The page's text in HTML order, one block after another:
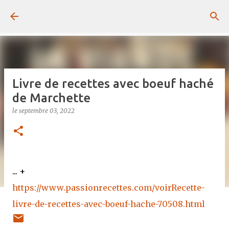
Livre de recettes avec boeuf haché
de Marchette
le septembre 03, 2022
... +
https://www.passionrecettes.com/voirRecette-
livre-de-recettes-avec-boeuf-hache-70508.html